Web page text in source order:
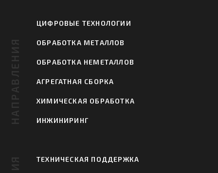
ЦИФРОВЫЕ ТЕХНОЛОГИИ
ОБРАБОТКА МЕТАЛЛОВ
ОБРАБОТКА НЕМЕТАЛЛОВ
АГРЕГАТНАЯ СБОРКА
ХИМИЧЕСКАЯ ОБРАБОТКА
ИНЖИНИРИНГ
ТЕХНИЧЕСКАЯ ПОДДЕРЖКА